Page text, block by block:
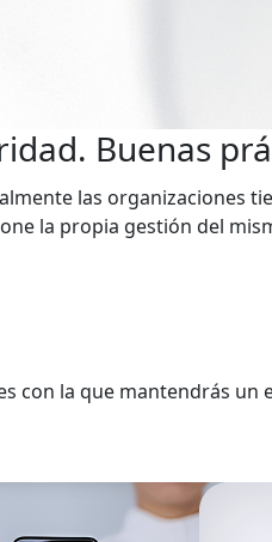
Buenas
las organizaciones
la propia gestión del
con la que mantendrás